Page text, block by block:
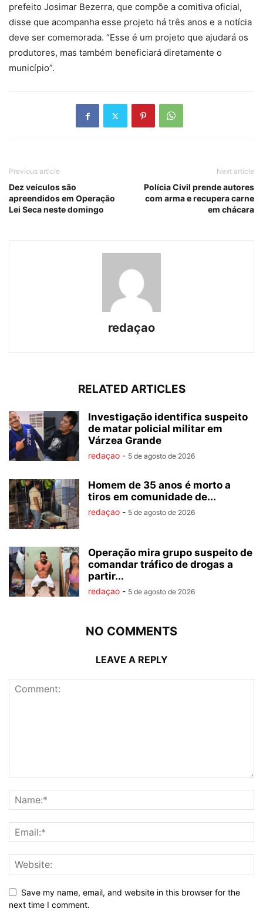
prefeito Josimar Bezerra, que compõe a comitiva oficial,
disse que acompanha esse projeto há três anos e a notícia
deve ser comemorada. “Esse é um projeto que ajudará os
produtores, mas também beneficiará diretamente o
município”.
Previous article
Dez veículos são
apreendidos em Operação
Lei Seca neste domingo
Next article
Polícia Civil prende autores
com arma e recupera carne
em chácara
redaçao
RELATED ARTICLES
Investigação identifica suspeito
de matar policial militar em
Várzea Grande
redaçao - 5 de agosto de 2026
Homem de 35 anos é morto a
tiros em comunidade de...
redaçao - 5 de agosto de 2026
Operação mira grupo suspeito de
comandar tráfico de drogas a
partir...
redaçao - 5 de agosto de 2026
NO COMMENTS
LEAVE A REPLY
Save my name, email, and website in this browser for the
next time I comment.